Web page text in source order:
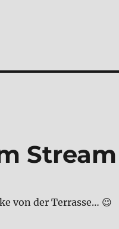
Stream
von der Ter­ras­se… 😉